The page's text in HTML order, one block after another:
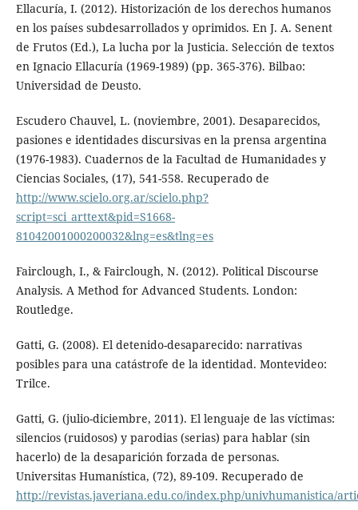
Ellacuría, I. (2012). Historización de los derechos humanos
en los países subdesarrollados y oprimidos. En J. A. Senent
de Frutos (Ed.), La lucha por la Justicia. Selección de textos
en Ignacio Ellacuría (1969-1989) (pp. 365-376). Bilbao:
Universidad de Deusto.
Escudero Chauvel, L. (noviembre, 2001). Desaparecidos,
pasiones e identidades discursivas en la prensa argentina
(1976-1983). Cuadernos de la Facultad de Humanidades y
Ciencias Sociales, (17), 541-558. Recuperado de
http://www.scielo.org.ar/scielo.php?
script=sci_arttext&pid=S1668-
81042001000200032&lng=es&tlng=es
Fairclough, I., & Fairclough, N. (2012). Political Discourse
Analysis. A Method for Advanced Students. London:
Routledge.
Gatti, G. (2008). El detenido-desaparecido: narrativas
posibles para una catástrofe de la identidad. Montevideo:
Trilce.
Gatti, G. (julio-diciembre, 2011). El lenguaje de las víctimas:
silencios (ruidosos) y parodias (serias) para hablar (sin
hacerlo) de la desaparición forzada de personas.
Universitas Humanística, (72), 89-109. Recuperado de
http://revistas.javeriana.edu.co/index.php/univhumanistica/